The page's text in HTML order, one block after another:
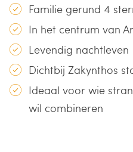
Familie gerund 4
In het centrum van
Levendig nachtleven
Dichtbij Zakynthos
Ideaal voor wie
wil combineren